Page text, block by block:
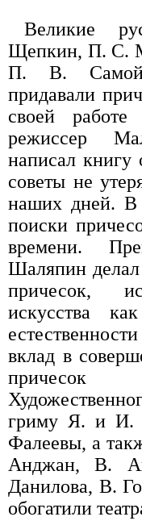
Великие
Щепкин, П. С.
П. В.
придавали
своей
режиссер
написал книгу
советы не
наших дней.
поиски
времени.
Шаляпин делал
причесок,
искусства
вклад в
причесок
гриму Я. и И.
Фалеевы, а
Анджан, В.
Данилова, В.
обогатили